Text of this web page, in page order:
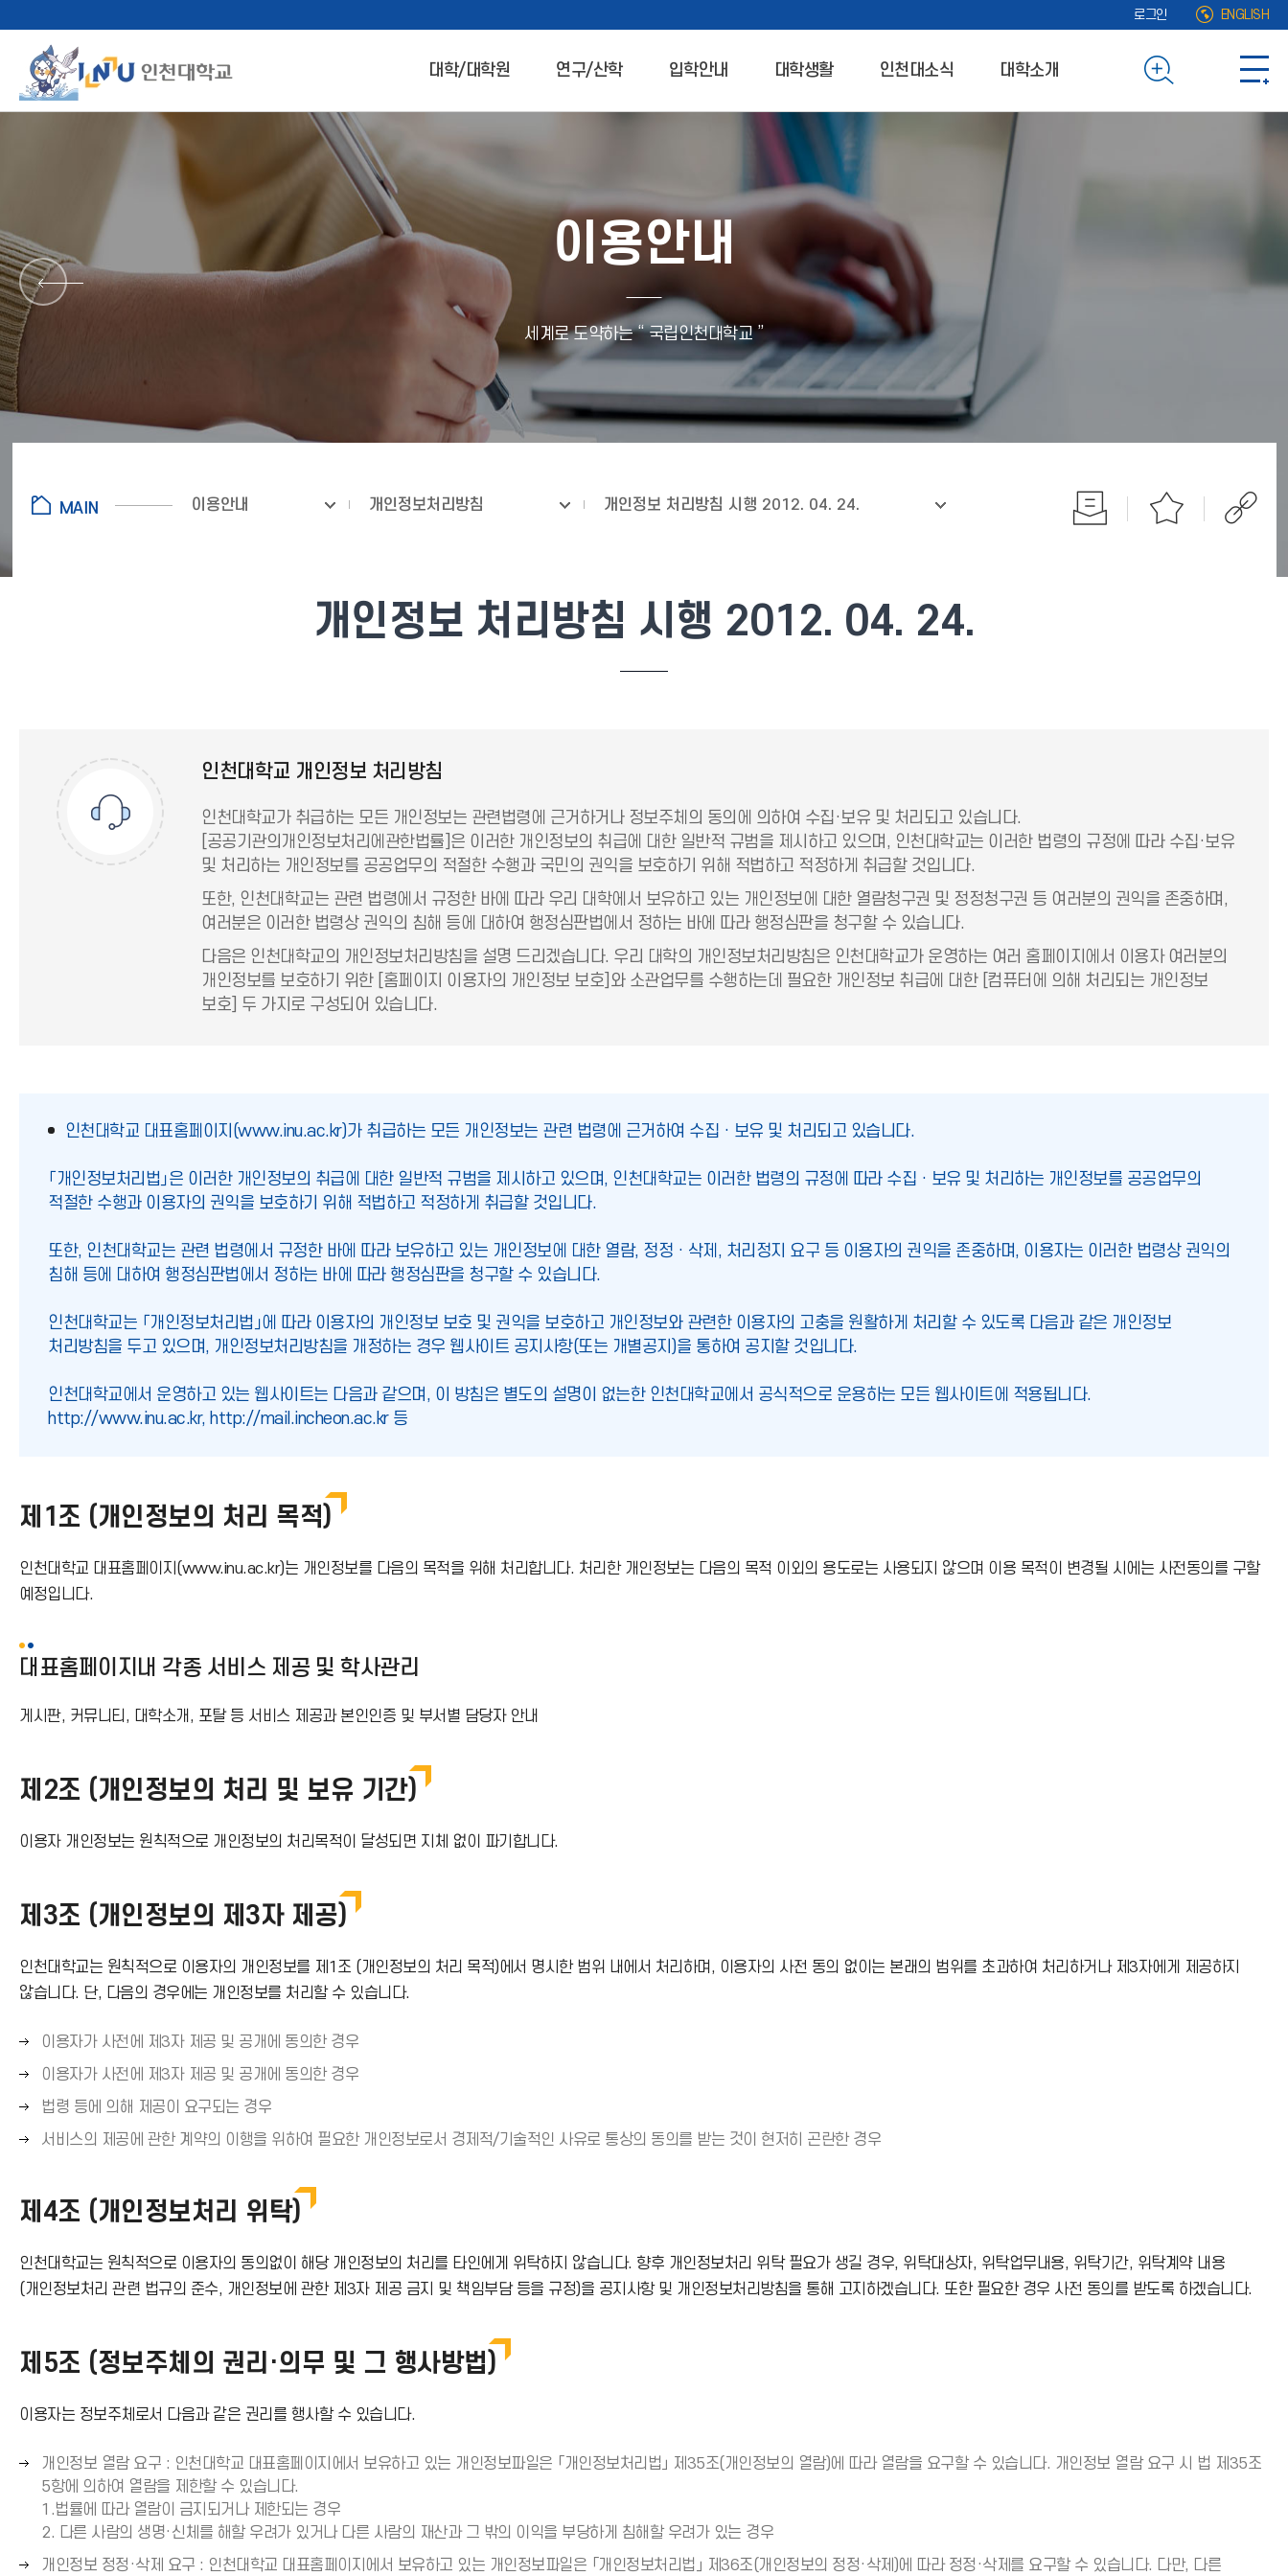
로그인 ENGLISH
대학/대학원 연구/산학 입학안내 대학생활 인천대소식 대학소개
이용안내
세계로 도약하는 “ 국립인천대학교 ”
이용안내 개인정보처리방침 개인정보 처리방침 시행 2012. 04. 24.
개인정보 처리방침 시행 2012. 04. 24.
인천대학교 개인정보 처리방침
인천대학교가 취급하는 모든 개인정보는 관련법령에 근거하거나 정보주체의 동의에 의하여 수집·보유 및 처리되고 있습니다.
[공공기관의개인정보처리에관한법률]은 이러한 개인정보의 취급에 대한 일반적 규범을 제시하고 있으며, 인천대학교는 이러한 법령의 규정에 따라 수집·보유
및 처리하는 개인정보를 공공업무의 적절한 수행과 국민의 권익을 보호하기 위해 적법하고 적정하게 취급할 것입니다.
또한, 인천대학교는 관련 법령에서 규정한 바에 따라 우리 대학에서 보유하고 있는 개인정보에 대한 열람청구권 및 정정청구권 등 여러분의 권익을 존중하며,
여러분은 이러한 법령상 권익의 침해 등에 대하여 행정심판법에서 정하는 바에 따라 행정심판을 청구할 수 있습니다.
다음은 인천대학교의 개인정보처리방침을 설명 드리겠습니다. 우리 대학의 개인정보처리방침은 인천대학교가 운영하는 여러 홈페이지에서 이용자 여러분의
개인정보를 보호하기 위한 [홈페이지 이용자의 개인정보 보호]와 소관업무를 수행하는데 필요한 개인정보 취급에 대한 [컴퓨터에 의해 처리되는 개인정보
보호] 두 가지로 구성되어 있습니다.
인천대학교 대표홈페이지(www.inu.ac.kr)가 취급하는 모든 개인정보는 관련 법령에 근거하여 수집 · 보유 및 처리되고 있습니다.
「개인정보처리법」은 이러한 개인정보의 취급에 대한 일반적 규범을 제시하고 있으며, 인천대학교는 이러한 법령의 규정에 따라 수집 · 보유 및 처리하는 개인정보를 공공업무의
적절한 수행과 이용자의 권익을 보호하기 위해 적법하고 적정하게 취급할 것입니다.
또한, 인천대학교는 관련 법령에서 규정한 바에 따라 보유하고 있는 개인정보에 대한 열람, 정정 · 삭제, 처리정지 요구 등 이용자의 권익을 존중하며, 이용자는 이러한 법령상 권익의
침해 등에 대하여 행정심판법에서 정하는 바에 따라 행정심판을 청구할 수 있습니다.
인천대학교는 「개인정보처리법」에 따라 이용자의 개인정보 보호 및 권익을 보호하고 개인정보와 관련한 이용자의 고충을 원활하게 처리할 수 있도록 다음과 같은 개인정보
처리방침을 두고 있으며, 개인정보처리방침을 개정하는 경우 웹사이트 공지사항(또는 개별공지)을 통하여 공지할 것입니다.
인천대학교에서 운영하고 있는 웹사이트는 다음과 같으며, 이 방침은 별도의 설명이 없는한 인천대학교에서 공식적으로 운용하는 모든 웹사이트에 적용됩니다.
http://www.inu.ac.kr, http://mail.incheon.ac.kr 등
제1조 (개인정보의 처리 목적)
인천대학교 대표홈페이지(www.inu.ac.kr)는 개인정보를 다음의 목적을 위해 처리합니다. 처리한 개인정보는 다음의 목적 이외의 용도로는 사용되지 않으며 이용 목적이 변경될 시에는 사전동의를 구할
예정입니다.
대표홈페이지내 각종 서비스 제공 및 학사관리
게시판, 커뮤니티, 대학소개, 포탈 등 서비스 제공과 본인인증 및 부서별 담당자 안내
제2조 (개인정보의 처리 및 보유 기간)
이용자 개인정보는 원칙적으로 개인정보의 처리목적이 달성되면 지체 없이 파기합니다.
제3조 (개인정보의 제3자 제공)
인천대학교는 원칙적으로 이용자의 개인정보를 제1조 (개인정보의 처리 목적)에서 명시한 범위 내에서 처리하며, 이용자의 사전 동의 없이는 본래의 범위를 초과하여 처리하거나 제3자에게 제공하지
않습니다. 단, 다음의 경우에는 개인정보를 처리할 수 있습니다.
오
른
화
살
→
이용자가 사전에 제3자 제공 및 공개에 동의한 경우
오
른
화
(
)
이용자가 사전에 제3자 제공 및 공개에 동의한 경우
오
른
살
표
→
)
법령 등에 의해 제공이 요구되는 경우
오
화
표
→
서비스의 제공에 관한 계약의 이행을 위하여 필요한 개인정보로서 경제적/기술적인 사유로 통상의 동의를 받는 것이 현저히 곤란한 경우
제4조 (개인정보처리 위탁)
인천대학교는 원칙적으로 이용자의 동의없이 해당 개인정보의 처리를 타인에게 위탁하지 않습니다. 향후 개인정보처리 위탁 필요가 생길 경우, 위탁대상자, 위탁업무내용, 위탁기간, 위탁계약 내용
(개인정보처리 관련 법규의 준수, 개인정보에 관한 제3자 제공 금지 및 책임부담 등을 규정)을 공지사항 및 개인정보처리방침을 통해 고지하겠습니다. 또한 필요한 경우 사전 동의를 받도록 하겠습니다.
제5조 (정보주체의 권리·의무 및 그 행사방법)
이용자는 정보주체로서 다음과 같은 권리를 행사할 수 있습니다.
오
른
쪽
화
살
개인정보 열람 요구 : 인천대학교 대표홈페이지에서 보유하고 있는 개인정보파일은 「개인정보처리법」 제35조(개인정보의 열람)에 따라 열람을 요구할 수 있습니다. 개인정보 열람 요구 시 법 제35조
5항에 의하여 열람을 제한할 수 있습니다.
1.법률에 따라 열람이 금지되거나 제한되는 경우
2. 다른 사람의 생명·신체를 해할 우려가 있거나 다른 사람의 재산과 그 밖의 이익을 부당하게 침해할 우려가 있는 경우
오
개인정보 정정·삭제 요구 : 인천대학교 대표홈페이지에서 보유하고 있는 개인정보파일은 「개인정보처리법」 제36조(개인정보의 정정·삭제)에 따라 정정·삭제를 요구할 수 있습니다. 다만, 다른